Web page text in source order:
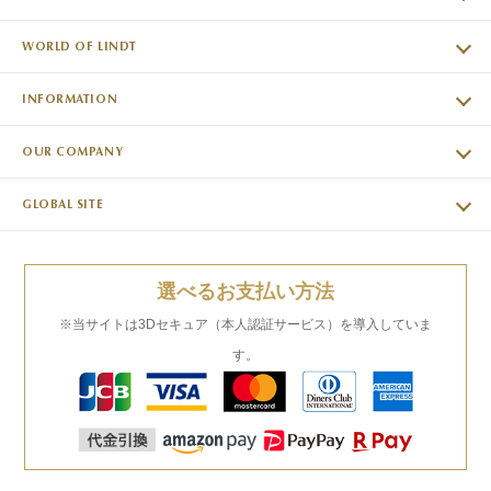
WORLD OF LINDT
INFORMATION
OUR COMPANY
GLOBAL SITE
選べるお支払い方法
※当サイトは3Dセキュア（本人認証サービス）を導入していま
す。